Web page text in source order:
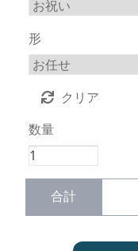
形
クリア
数量
厳
選
合計